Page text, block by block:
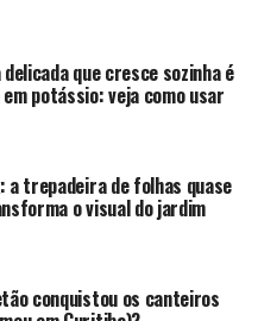
que cresce sozinha é
em potássio: veja como usar
a trepadeira de folhas quase
o visual do jardim
conquistou os canteiros